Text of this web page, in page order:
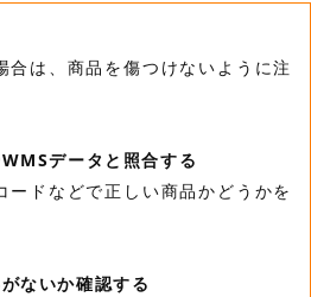
は、商品を傷つけないように注
データと照合する
ドなどで正しい商品かどうかを
ないか確認する